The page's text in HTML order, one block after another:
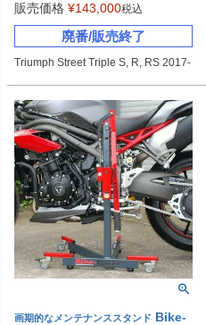
販売価格 ¥143,000税込
廃番/販売終了
Triumph Street Triple S, R, RS 2017-
画期的なメンテナンススタンド Bike-